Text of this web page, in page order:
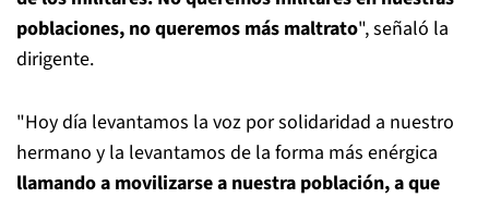
poblaciones, no queremos más maltrato", señaló la
dirigente.
"Hoy día levantamos la voz por solidaridad a nuestro
hermano y la levantamos de la forma más enérgica
llamando a movilizarse a nuestra población, a que